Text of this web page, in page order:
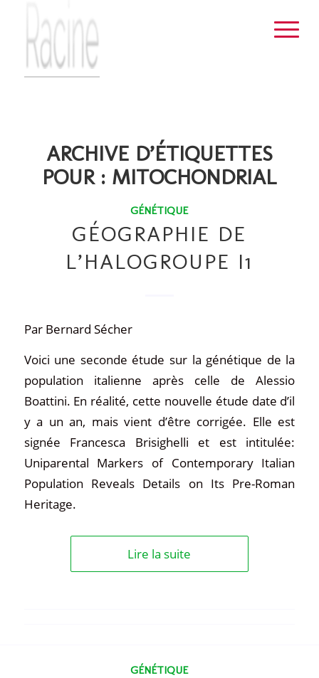
ARCHIVE D’ÉTIQUETTES
POUR : MITOCHONDRIAL
GÉNÉTIQUE
GÉOGRAPHIE DE
L’HALOGROUPE I1
Par Bernard Sécher
Voici une seconde étude sur la génétique de la
population italienne après celle de Alessio
Boattini. En réalité, cette nouvelle étude date d’il
y a un an, mais vient d’être corrigée. Elle est
signée Francesca Brisighelli et est intitulée:
Uniparental Markers of Contemporary Italian
Population Reveals Details on Its Pre-Roman
Heritage.
Lire la suite
GÉNÉTIQUE